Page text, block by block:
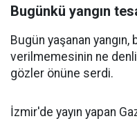
Bugünkü yangın
Bugün yaşanan
verilmemesinin ne denli
gözler önüne serdi.
İzmir'de yayın yapan